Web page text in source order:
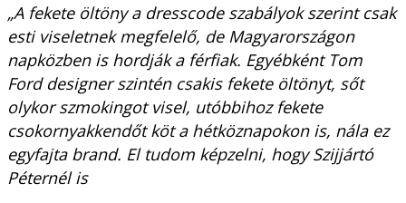
„A fekete öltöny a dresscode szabályok szerint csak
esti viseletnek megfelelő, de Magyarországon
napközben is hordják a férfiak. Egyébként Tom
Ford designer szintén csakis fekete öltönyt, sőt
olykor szmokingot visel, utóbbihoz fekete
csokornyakkendőt köt a hétköznapokon is, nála ez
egyfajta brand. El tudom képzelni, hogy Szijjártó
Péternél is